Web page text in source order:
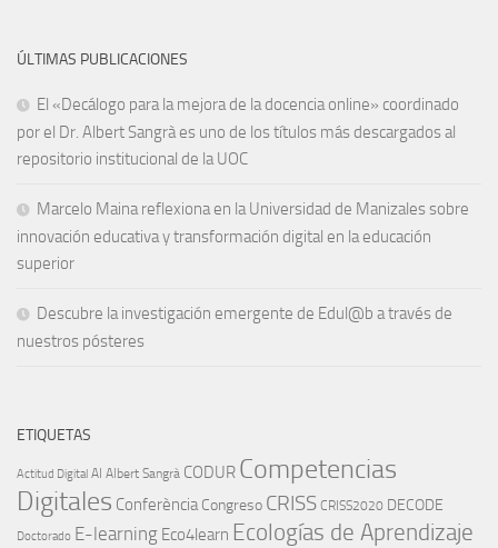
ÚLTIMAS PUBLICACIONES
El «Decálogo para la mejora de la docencia online» coordinado
por el Dr. Albert Sangrà es uno de los títulos más descargados al
repositorio institucional de la UOC
Marcelo Maina reflexiona en la Universidad de Manizales sobre
innovación educativa y transformación digital en la educación
superior
Descubre la investigación emergente de Edul@b a través de
nuestros pósteres
ETIQUETAS
Actitud Digital AI Albert Sangrà CODUR Competencias
Digitales Conferència Congreso CRISS CRISS2020 DECODE
Doctorado E-learning Eco4learn Ecologías de Aprendizaje